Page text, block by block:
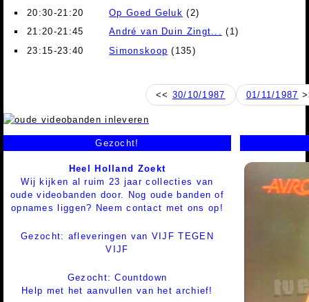
20:30-21:20
Op Goed Geluk (2)
21:20-21:45
André van Duin Zingt... (1)
23:15-23:40
Simonskoop (135)
<< 30/10/1987 01/11/1987
Gezocht!
Heel Holland Zoekt
Wij kijken al ruim 23 jaar collecties van
oude videobanden door. Nog oude banden of
opnames liggen? Neem contact met ons op!
Gezocht: afleveringen van VIJF TEGEN
VIJF
Gezocht: Countdown
Help met het aanvullen van het archief!